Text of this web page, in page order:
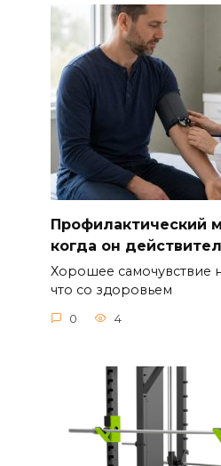
Профилактический
когда он
Хорошее самочувствие
что со здоровьем
0 4